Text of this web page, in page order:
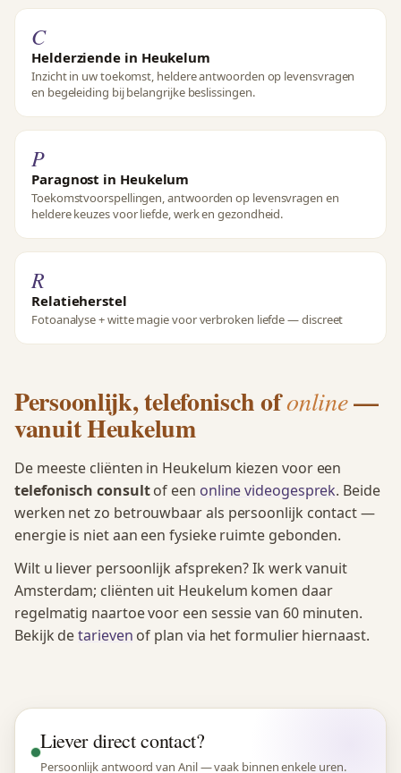
C
Helderziende in Heukelum
Inzicht in uw toekomst, heldere antwoorden op levensvragen
en begeleiding bij belangrijke beslissingen.
P
Paragnost in Heukelum
Toekomstvoorspellingen, antwoorden op levensvragen en
heldere keuzes voor liefde, werk en gezondheid.
R
Relatieherstel
Fotoanalyse + witte magie voor verbroken liefde — discreet
Persoonlijk, telefonisch ofonline—
vanuit Heukelum
De meeste cliënten in Heukelum kiezen voor een
telefonisch consultof een online videogesprek. Beide
werken net zo betrouwbaar als persoonlijk contact —
energie is niet aan een fysieke ruimte gebonden.
Wilt u liever persoonlijk afspreken? Ik werk vanuit
Amsterdam; cliënten uit Heukelum komen daar
regelmatig naartoe voor een sessie van 60 minuten.
Bekijk detarieven of plan via het formulier hiernaast.
Liever direct contact?
Persoonlijk antwoord van Anil — vaak binnen enkele uren.